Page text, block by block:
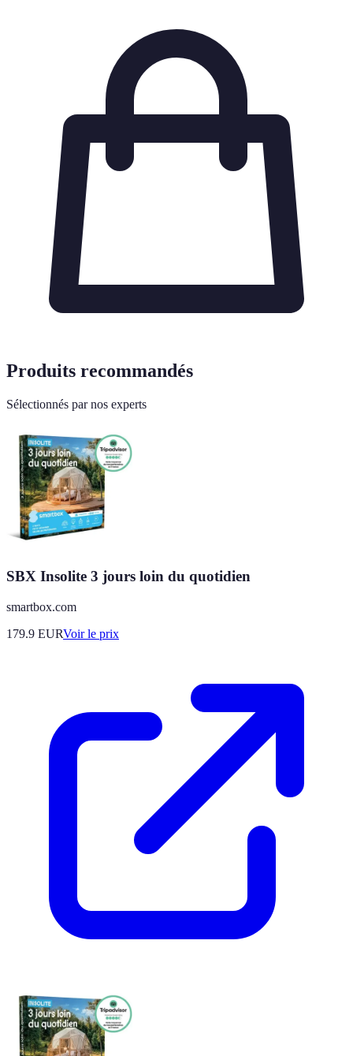
Produits recommandés
Sélectionnés par nos experts
SBX Insolite 3 jours loin du quotidien
smartbox.com
179.9 EURVoir le prix